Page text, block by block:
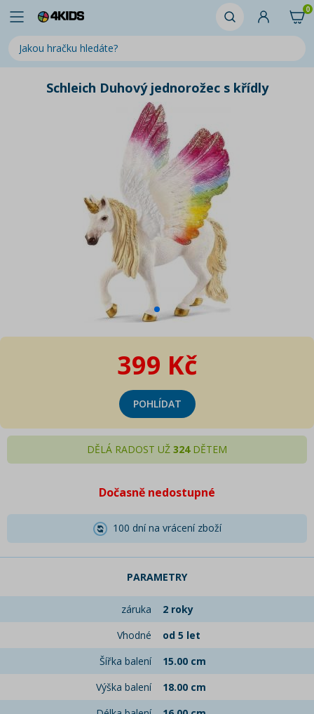
0
Schleich Duhový jednorožec s křídly
399 Kč
POHLÍDAT
DĚLÁ RADOST UŽ 324DĚTEM
Dočasně nedostupné
100 dní na vrácení zboží
PARAMETRY
záruka
2 roky
Vhodné
od 5 let
Šířka balení
15.00 cm
Výška balení
18.00 cm